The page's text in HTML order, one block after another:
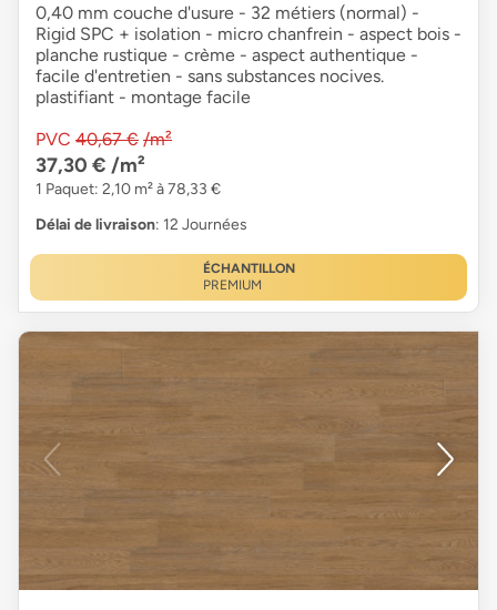
0,40 mm couche d'usure - 32 métiers (normal) -
Rigid SPC + isolation - micro chanfrein - aspect bois -
planche rustique - crème - aspect authentique -
facile d'entretien - sans substances nocives.
plastifiant - montage facile
PVC 40,67 € /m²
37,30 € /m²
1 Paquet: 2,10 m² à 78,33 €
Délai de livraison: 12 Journées
ÉCHANTILLON
PREMIUM